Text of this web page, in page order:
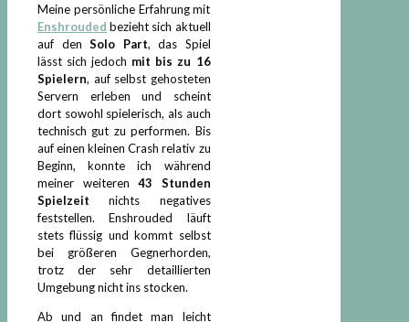
Meine persönliche Erfahrung mit
Enshrouded bezieht sich aktuell
auf den Solo Part, das Spiel
lässt sich jedoch mit bis zu 16
Spielern, auf selbst gehosteten
Servern erleben und scheint
dort sowohl spielerisch, als auch
technisch gut zu performen. Bis
auf einen kleinen Crash relativ zu
Beginn, konnte ich während
meiner weiteren 43 Stunden
Spielzeit nichts negatives
feststellen. Enshrouded läuft
stets flüssig und kommt selbst
bei größeren Gegnerhorden,
trotz der sehr detaillierten
Umgebung nicht ins stocken.
Ab und an findet man leicht